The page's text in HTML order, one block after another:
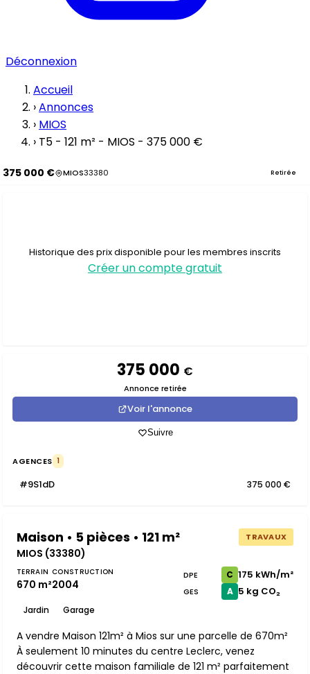
Déconnexion
Accueil
›Annonces
› MIOS
› T5 - 121 m² - MIOS - 375 000 €
375 000 € MIOS33380 Retirée
Historique des prix disponible pour les membres inscrits
Créer un compte gratuit
375 000 €
Annonce retirée
Voir l'annonce
Suivre
AGENCES 1
#9S1dD 375 000 €
Maison • 5 pièces • 121 m² TRAVAUX
MIOS (33380)
TERRAIN
670 m²
CONSTRUCTION
2004
Jardin Garage
DPE C 175 kWh/m²
GES A 5 kg CO₂
A vendre Maison 121m² à Mios sur une parcelle de 670m²
À seulement 10 minutes du centre Leclerc, venez
découvrir cette maison familiale de 121 m² parfaitement